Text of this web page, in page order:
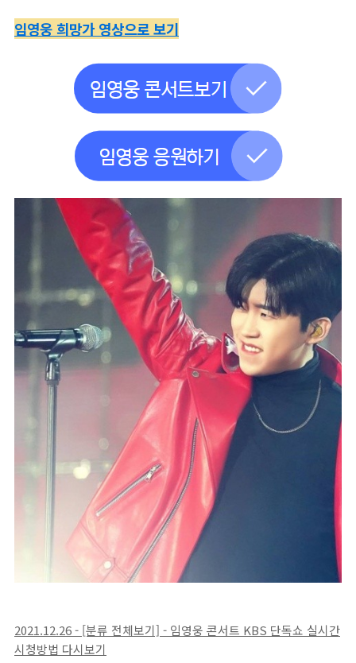
임영웅 희망가 영상으로 보기
2021.12.26 - [분류 전체보기] - 임영웅 콘서트 KBS 단독쇼 실시간
시청방법 다시보기